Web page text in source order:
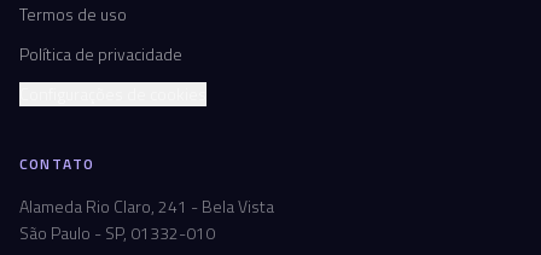
Termos de uso
Política de privacidade
CONTATO
Alameda Rio Claro, 241 - Bela Vista
São Paulo - SP, 01332-010